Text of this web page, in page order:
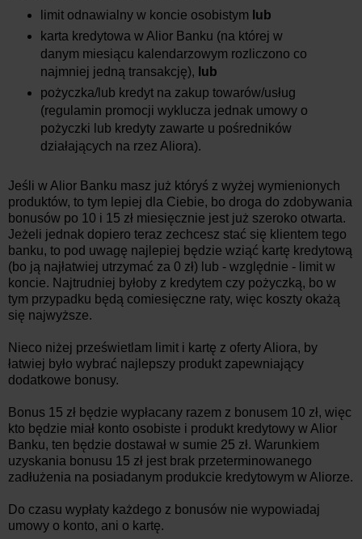
limit odnawialny w koncie osobistym lub
karta kredytowa w Alior Banku (na której w
danym miesiącu kalendarzowym rozliczono co
najmniej jedną transakcję), lub
pożyczka/lub kredyt na zakup towarów/usług
(regulamin promocji wyklucza jednak umowy o
pożyczki lub kredyty zawarte u pośredników
działających na rzez Aliora).
Jeśli w Alior Banku masz już któryś z wyżej wymienionych
produktów, to tym lepiej dla Ciebie, bo droga do zdobywania
bonusów po 10 i 15 zł miesięcznie jest już szeroko otwarta.
Jeżeli jednak dopiero teraz zechcesz stać się klientem tego
banku, to pod uwagę najlepiej będzie wziąć kartę kredytową
(bo ją najłatwiej utrzymać za 0 zł) lub - względnie - limit w
koncie. Najtrudniej byłoby z kredytem czy pożyczką, bo w
tym przypadku będą comiesięczne raty, więc koszty okażą
się najwyższe.
Nieco niżej prześwietlam limit i kartę z oferty Aliora, by
łatwiej było wybrać najlepszy produkt zapewniający
dodatkowe bonusy.
Bonus 15 zł będzie wypłacany razem z bonusem 10 zł, więc
kto będzie miał konto osobiste i produkt kredytowy w Alior
Banku, ten będzie dostawał w sumie 25 zł. Warunkiem
uzyskania bonusu 15 zł jest brak przeterminowanego
zadłużenia na posiadanym produkcie kredytowym w Aliorze.
Do czasu wypłaty każdego z bonusów nie wypowiadaj
umowy o konto, ani o kartę.